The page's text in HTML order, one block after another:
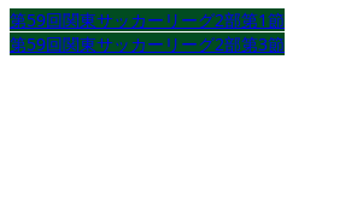
第59回関東サッカーリーグ2部第1節
第59回関東サッカーリーグ2部第3節